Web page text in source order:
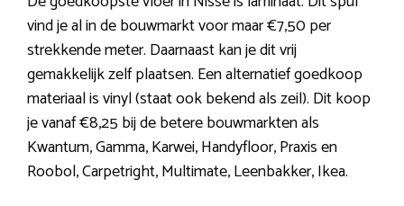
vind je al in de bouwmarkt voor maar €7,50 per
strekkende meter. Daarnaast kan je dit vrij
gemakkelijk zelf plaatsen. Een alternatief goedkoop
materiaal is vinyl (staat ook bekend als zeil). Dit koop
je vanaf €8,25 bij de betere bouwmarkten als
Kwantum, Gamma, Karwei, Handyfloor, Praxis en
Roobol, Carpetright, Multimate, Leenbakker, Ikea.